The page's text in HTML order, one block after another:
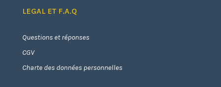
LEGAL ET F.A.Q
Questions et réponses
CGV
Charte des données personnelles